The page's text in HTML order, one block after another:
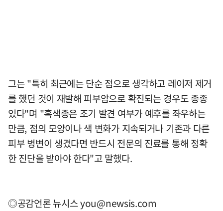
그는 "특히 최근에는 단순 점으로 생각하고 레이저 제거
를 했던 것이 재발해 피부암으로 확진되는 경우도 종종
있다"며 "흑색종은 조기 발견 여부가 예후를 좌우하는
만큼, 점의 모양이나 색 변화가 지속되거나 기존과 다른
피부 병변이 생겼다면 반드시 전문의 진료를 통해 정확
한 진단을 받아야 한다"고 말했다.
◎공감언론 뉴시스you@newsis.com